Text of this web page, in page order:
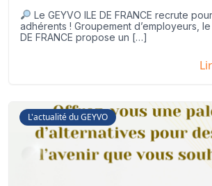
Le GEYVO ILE DE FRANCE recrute
adhérents ! Groupement d’employeurs, le
DE FRANCE propose un […]
L'actualité du GEYVO